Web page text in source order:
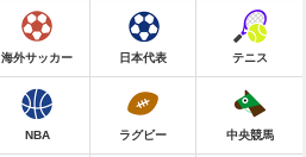
海外サッカー 日本代表 テニス
NBA ラグビー 中央競馬